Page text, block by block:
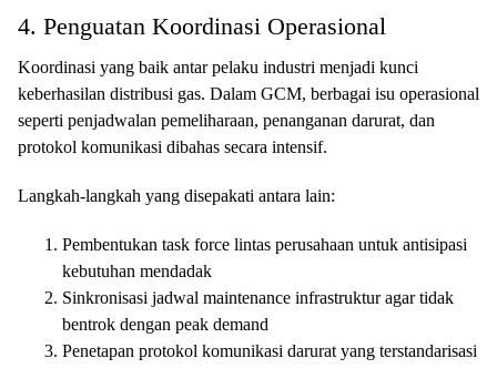
4. Penguatan Koordinasi Operasional
Koordinasi yang baik antar pelaku industri menjadi kunci
keberhasilan distribusi gas. Dalam GCM, berbagai isu operasional
seperti penjadwalan pemeliharaan, penanganan darurat, dan
protokol komunikasi dibahas secara intensif.
Langkah-langkah yang disepakati antara lain:
Pembentukan task force lintas perusahaan untuk antisipasi
kebutuhan mendadak
Sinkronisasi jadwal maintenance infrastruktur agar tidak
bentrok dengan peak demand
Penetapan protokol komunikasi darurat yang terstandarisasi